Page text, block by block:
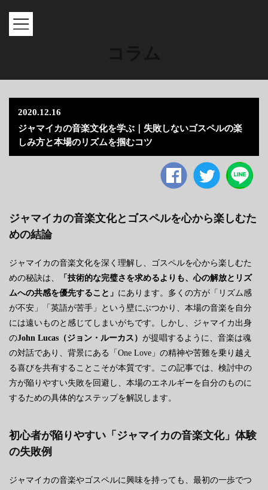
2020.12.16
ジャマイカの音楽文化を学ぶ｜失敗しないゴスペルの楽
しみ方と本場のリズムを掴むコツ
ジャマイカの音楽文化とゴスペルを心から楽しむた
めの結論
ジャマイカの音楽文化を深く理解し、ゴスペルを心から楽しむた
めの秘訣は、
「技術的な完璧さを求めるよりも、心の解放とリズ
ムへの共感を優先すること」 にあります。多くの方が「リズム感
が不安」「英語が苦手」という壁にぶつかり、本場の音楽を自分
には遠いものと感じてしまいがちです。しかし、ジャマイカ出身
のJohn Lucas（ジョン・ルーカス） が提唱するように、音楽は魂
の対話であり、背景にある「One Love」の精神や苦難を乗り越え
る喜びを共有することこそが本質です。この記事では、検討中の
方が陥りやすい失敗を回避し、本場のエネルギーを自分のものに
するための具体的なステップを解説します。
初心者が陥りやすい「ジャマイカの音楽文化」体験
の失敗例
ジャマイカの音楽やゴスペルに興味を持っても、最初の一歩でつ